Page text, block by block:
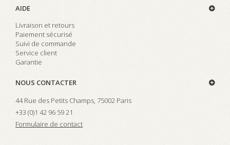
AIDE
Livraison et retours
Paiement sécurisé
Suivi de commande
Service client
Garantie
NOUS CONTACTER
44 Rue des Petits Champs, 75002 Paris
+33 (0)1 42 96 59 21
Formulaire de contact